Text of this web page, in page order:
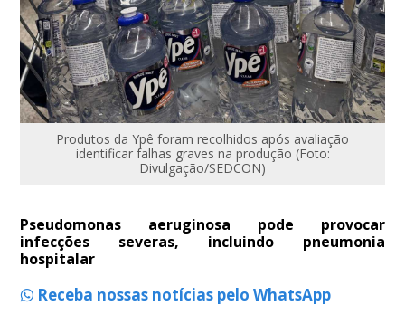
Produtos da Ypê foram recolhidos após avaliação
identificar falhas graves na produção (Foto:
Divulgação/SEDCON)
Pseudomonas aeruginosa pode provocar
infecções severas, incluindo pneumonia
hospitalar
Receba nossas notícias pelo WhatsApp